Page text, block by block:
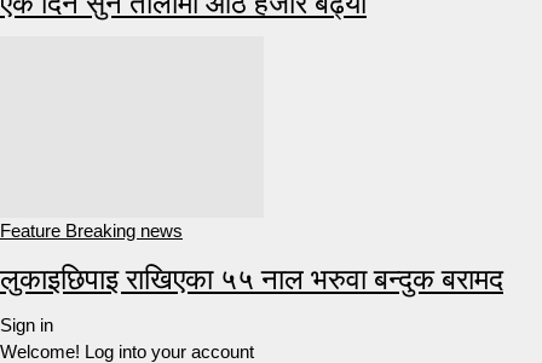
Feature Breaking news
लुकाइछिपाइ राखिएका ५५ नाल भरुवा बन्दुक बरामद
Sign in
Welcome! Log into your account